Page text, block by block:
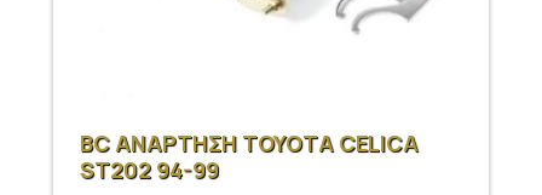
BC ΑΝΑΡΤΗΣΗ ΤΟΥΟΤΑ CELICA
ST202 94-99